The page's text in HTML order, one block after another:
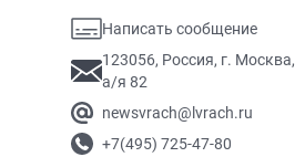
Написать сообщение
123056, Россия, г. Москва,
а/я 82
newsvrach@lvrach.ru
+7(495) 725-47-80